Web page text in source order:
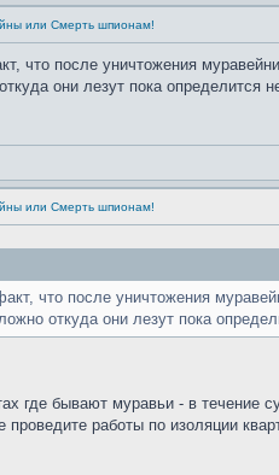
или Смерть шпионам!
что после уничтожения
они лезут пока определится
или Смерть шпионам!
что после уничтожения
откуда они лезут пока
где бывают муравьи - в течение
работы по изоляции